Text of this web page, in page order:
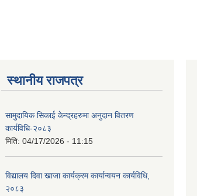
स्थानीय राजपत्र
सामुदायिक सिकाई केन्द्रहरुमा अनुदान वितरण
कार्यविधि-२०८३
मिति: 04/17/2026 - 11:15
विद्यालय दिवा खाजा कार्यक्रम कार्यान्वयन कार्यविधि,
२०८३